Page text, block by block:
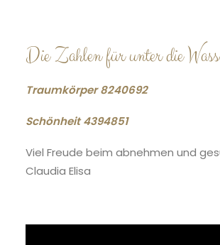
Die Zahlen für unter die
Traumkörper 8240692
Schönheit 4394851
Viel Freude beim abnehmen und
Claudia Elisa